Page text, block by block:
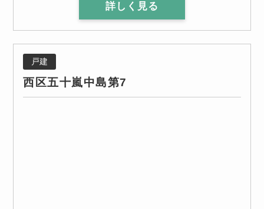
詳しく見る
戸建
西区五十嵐中島第7